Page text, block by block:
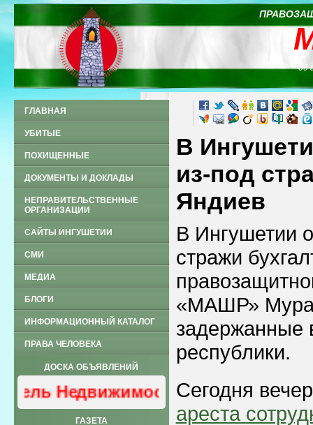
09
ГЛАВНАЯ
УБИТЫЕ
ПОХИЩЕННЫЕ
ДОКУМЕНТЫ И ДОКЛАДЫ
НЕПРАВИТЕЛЬСТВЕННЫЕ
ОРГАНИЗАЦИИ
САЙТЫ ИНГУШЕТИИ
СМИ
МЕДИА
БЛОГИ
ИНФОРМАЦИОННЫЙ КАТАЛОГ
ПРАВА ЧЕЛОВЕКА
ДОСКА ОБЪЯВЛЕНИЙ
Недвижимость
ГАЗЕТА
В
из-под
Яндиев
В Ингушетии
стражи
«МАШР»
задержанные
республики.
Сегодня
ареста